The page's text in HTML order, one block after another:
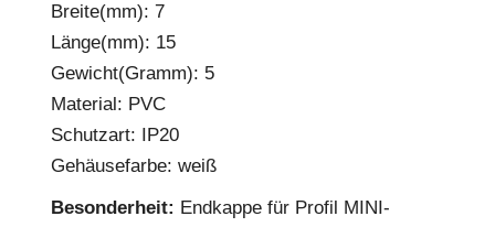
Breite(mm): 7
Länge(mm): 15
Gewicht(Gramm): 5
Material: PVC
Schutzart: IP20
Gehäusefarbe: weiß
Besonderheit: Endkappe für Profil MINI-